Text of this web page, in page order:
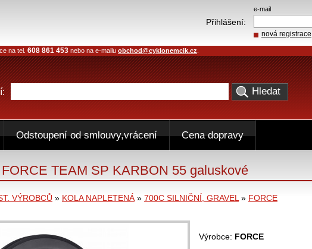
TEAM SP KARBON 55 galuskové
VÝROBCŮ » KOLA NAPLETENÁ » 700C SILNIČNÍ, GRAVEL » FORCE
Výrobce: FORCE
e-mail
Přihlášení:
nová registrace
na tel. 608 861 453 nebo na e-mailu obchod@cyklonemcik.cz
Odstoupení od smlouvy,vrácení Cena dopravy